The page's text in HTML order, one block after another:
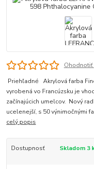
Priehľadné Akrylová farba
vyrobená vo Francúzsku je
začínajúcich umelcov. Nový
ucelenejší, s 50 výnimočnými
celý popis
Dostupnosť Skladom 3